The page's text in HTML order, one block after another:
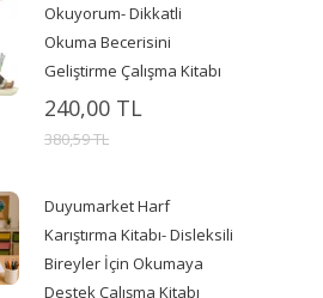
Okuyorum- Dikkatli
Okuma Becerisini
Geliştirme Çalışma Kitabı
240,00 TL
380,59 TL
Duyumarket Harf
Karıştırma Kitabı- Disleksili
Bireyler İçin Okumaya
Destek Çalışma Kitabı